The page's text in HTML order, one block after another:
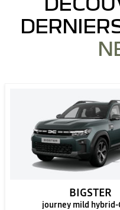
BIGSTER
journey mild hybrid-